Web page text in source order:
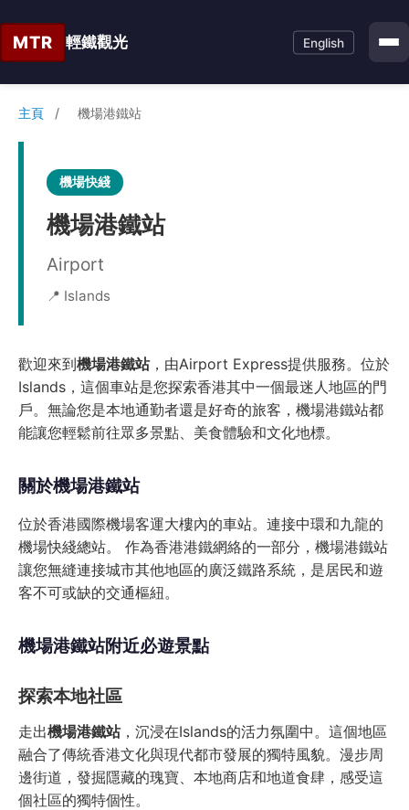
MTR 輕鐵觀光 English
主頁 / 機場港鐵站
機場快綫
機場港鐵站
Airport
📍 Islands
歡迎來到機場港鐵站，由Airport Express提供服務。位於
Islands，這個車站是您探索香港其中一個最迷人地區的門
戶。無論您是本地通勤者還是好奇的旅客，機場港鐵站都
能讓您輕鬆前往眾多景點、美食體驗和文化地標。
關於機場港鐵站
位於香港國際機場客運大樓內的車站。連接中環和九龍的
機場快綫總站。 作為香港港鐵網絡的一部分，機場港鐵站
讓您無縫連接城市其他地區的廣泛鐵路系統，是居民和遊
客不可或缺的交通樞紐。
機場港鐵站附近必遊景點
探索本地社區
走出機場港鐵站，沉浸在Islands的活力氛圍中。這個地區
融合了傳統香港文化與現代都市發展的獨特風貌。漫步周
邊街道，發掘隱藏的瑰寶、本地商店和地道食肆，感受這
個社區的獨特個性。